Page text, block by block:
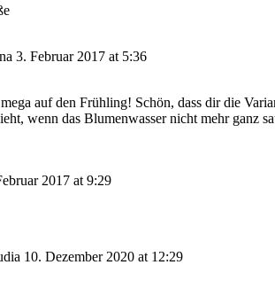
3. Februar 2017 at 5:36
auf den Frühling! Schön, dass dir die
wenn das Blumenwasser nicht mehr ganz
2017 at 9:29
10. Dezember 2020 at 12:29